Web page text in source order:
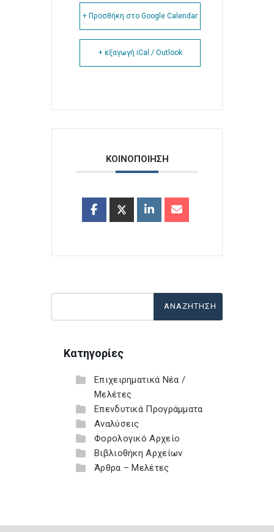
+ Προσθήκη στο Google Calendar
+ εξαγωγή iCal / Outlook
ΚΟΙΝΟΠΟΙΗΣΗ
Κατηγορίες
Επιχειρηματικά Νέα /
Μελέτες
Επενδυτικά Προγράμματα
Αναλύσεις
Φορολογικό Αρχείο
Βιβλιοθήκη Αρχείων
Άρθρα – Μελέτες